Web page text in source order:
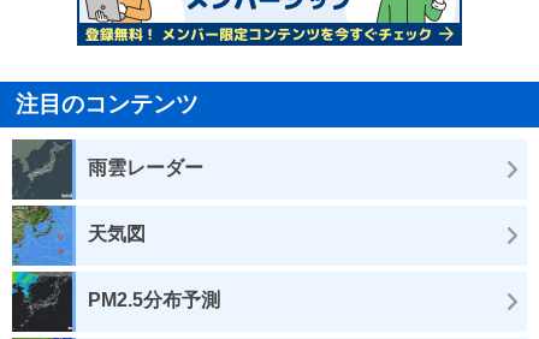
注目のコンテンツ
雨雲レーダー
天気図
PM2.5分布予測